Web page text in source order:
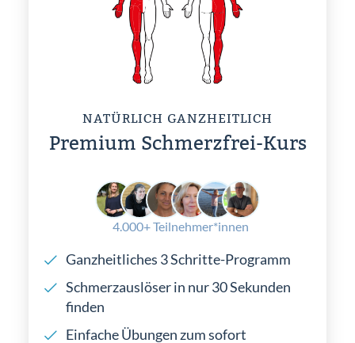
NATÜRLICH GANZHEITLICH
Premium Schmerzfrei-Kurs
4.000+ Teilnehmer*innen
Ganzheitliches 3 Schritte-Programm
Schmerzauslöser in nur 30 Sekunden
finden
Einfache Übungen zum sofort